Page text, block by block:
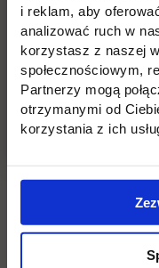
i reklam, aby
analizować ruch w
korzystasz z naszej
społecznościowym,
Partnerzy mogą
otrzymanymi od
korzystania z ich
Odwiedź nasze Biura
Jagiellońska 82F